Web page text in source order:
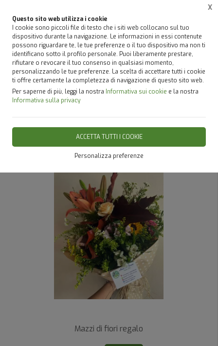
Questo sito web utilizza i cookie
I cookie sono piccoli file di testo che i siti web collocano sul tuo
dispositivo durante la navigazione. Le informazioni in essi contenute
possono riguardare te, le tue preferenze o il tuo dispositivo ma non ti
identificano sotto il profilo personale. Puoi liberamente prestare,
rifiutare o revocare il tuo consenso in qualsiasi momento,
personalizzando le tue preferenze. La scelta di accettare tutti i cookie
ti offre certamente la completezza di navigazione di questo sito web.
Per saperne di più, leggi la nostra Informativa sui cookie e la nostra
Informativa sulla privacy
ACCETTA TUTTI I COOKIE
Personalizza preferenze
X
Home Catalogo Addobbi Piante e Fiori Piante e Fiori
Piante e Fiorni
Piante e Fiori
Mazzi di fiori regalo